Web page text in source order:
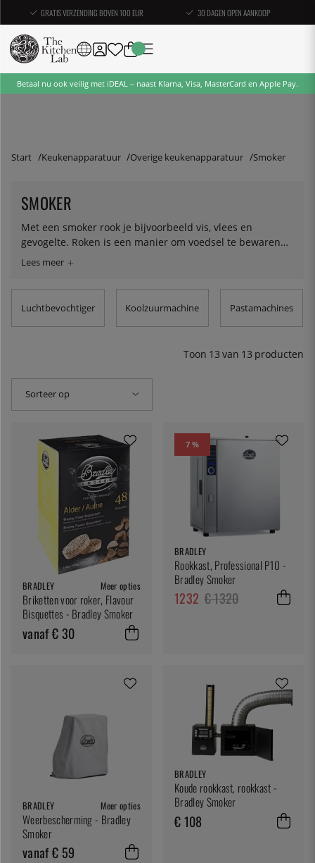
GRATIS VERZENDING BOVEN 100 EUR 30 DAGEN OPEN AANKOOP
Betaal nu ook veilig met iDEAL – naast Klarna, Visa, MasterCard en Apple Pay.
Start Keukenapparatuur Overige keukenapparatuur Smoker
SMOKER
Met een smoker rook je bijvoorbeeld vis, vlees en
gevogelte. Roken is een manier om voedsel te bewaren
en op smaak te brengen. Het is een van de oudste
ham en worst. Er zijn ook gerookte kazen, kruiden, thee
en meer. Er wordt onderscheid gemaakt tussen warm
roken (80 tot 120 °C) en koud roken (15 tot 30 °C). Heet
roken is een kookmethode en heeft slechts een zwak
conserveringsmethode. Hier vind je onze selectie
hoogwaardige rookkasten.
Luchtbevochtiger Koolzuurmachine Pastamachines
Toon 13 van 13 producten
Sorteer op
BRADLEY Meer opties
Briketten voor roker, Flavour
Bisquettes - Bradley Smoker
vanaf € 30
7 %
BRADLEY
Rookkast, Professional P10 -
Bradley Smoker
1232 € 1320
BRADLEY Meer opties
Weerbescherming - Bradley
Smoker
vanaf € 59
BRADLEY
Koude rookkast, rookkast -
Bradley Smoker
€ 108